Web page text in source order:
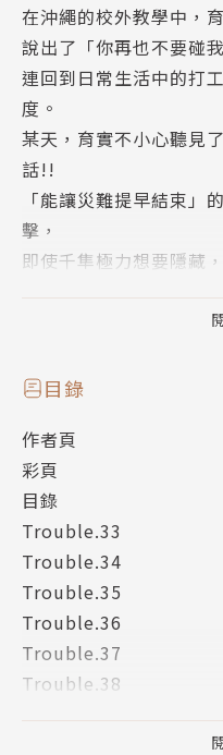
在沖繩的校外教學中，
說出了「你再也不要碰
連回到日常生活中的打
度。
某天，育實不小心聽見
話!!
「能讓災難提早結束」
擊，
即使千隼極力想要隱藏
以及被囚禁在過去的若
將周圍的一切全部捲入
動了!!
目錄
作者頁
彩頁
目錄
Trouble.33
Trouble.34
Trouble.35
Trouble.36
Trouble.37
Trouble.38